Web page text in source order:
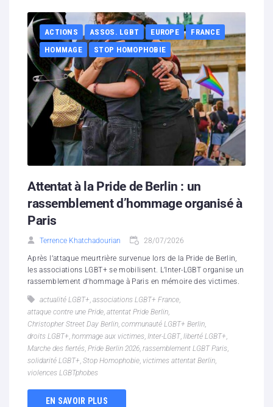
ACTIONS ASSOS. LGBT EUROPE
FRANCE
HOMMAGE
STOP HOMOPHOBIE
Attentat à la Pride de Berlin : un
rassemblement d’hommage organisé à
Paris
Terrence Khatchadourian 28/07/2026
Après l’attaque meurtrière survenue lors de la Pride de Berlin,
les associations LGBT+ se mobilisent. L’Inter-LGBT organise un
rassemblement d’hommage à Paris en mémoire des victimes.
actualité LGBT+, associations LGBT+ France,
attaque contre une Pride, attentat Pride Berlin,
Christopher Street Day Berlin, communauté LGBT+ Berlin,
droits LGBT+, hommage aux victimes, Inter-LGBT, liberté LGBT+,
Marche des fiertés, Pride Berlin 2026, rassemblement LGBT Paris,
solidarité LGBT+, Stop Homophobie, victimes attentat Berlin,
violences LGBTphobes
EN SAVOIR PLUS